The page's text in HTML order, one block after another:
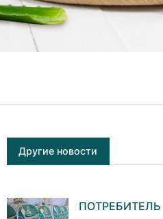
Другие новости
ПОТРЕБИТЕЛЬ